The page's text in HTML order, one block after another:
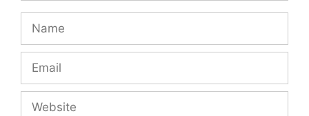
Name
Email
Website